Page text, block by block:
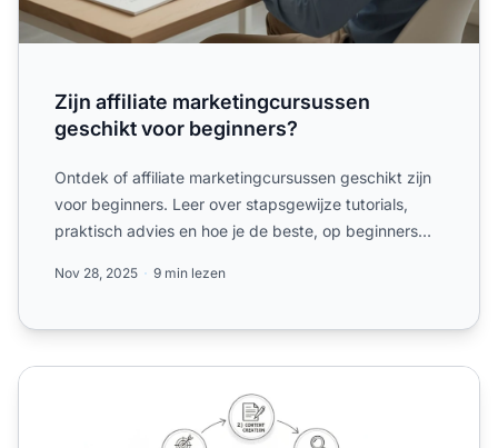
Zijn affiliate marketingcursussen
geschikt voor beginners?
Ontdek of affiliate marketingcursussen geschikt zijn
voor beginners. Leer over stapsgewijze tutorials,
praktisch advies en hoe je de beste, op beginners
Nov 28, 2025 9 min lezen
Wat Leer Ik van Gratis Affiliate Marketing Cursussen?